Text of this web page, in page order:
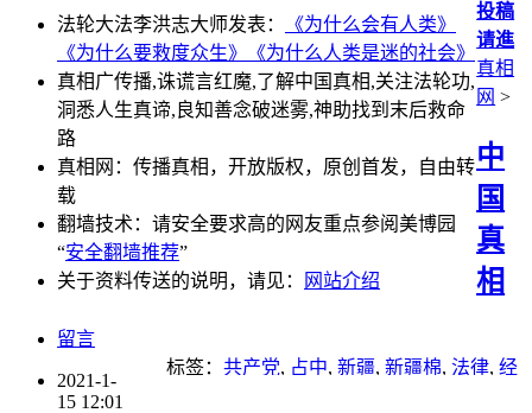
法轮大法李洪志大师发表：
《为什么会有人类》
《为什么要救度众生》
《为什么人类是迷的社会》
真相广传播,诛谎言红魔,了解中国真相,关注法轮功,
洞悉人生真谛,良知善念破迷雾,神助找到末后救命
路
真相网：传播真相，开放版权，原创首发，自由转
载
翻墙技术：请安全要求高的网友重点参阅美博园
“安全翻墙推荐”
关于资料传送的说明，请见：
网站介绍
投稿
请進
真相
网 >
中
国
真
相
留言
标签： 共产党, 占中, 新疆, 新疆棉, 法律, 经
2021-1-
15 12:01